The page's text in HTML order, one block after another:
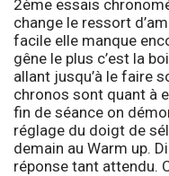
2ème essais
change le ressort
facile elle manque
gêne le plus c’est la
allant jusqu’à le faire
chronos sont quant à
fin de séance on
réglage du doigt de
demain au Warm up.
réponse tant attendu.